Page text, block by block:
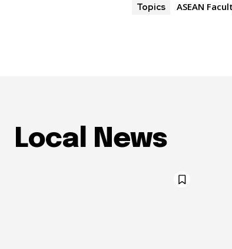
Topics ASEAN
Local News